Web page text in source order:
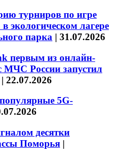
турниров по игре
экологическом лагере
парка | 31.07.2026
первым из онлайн-
МЧС России запустил
| 22.07.2026
5G-
десятки
Поморья |